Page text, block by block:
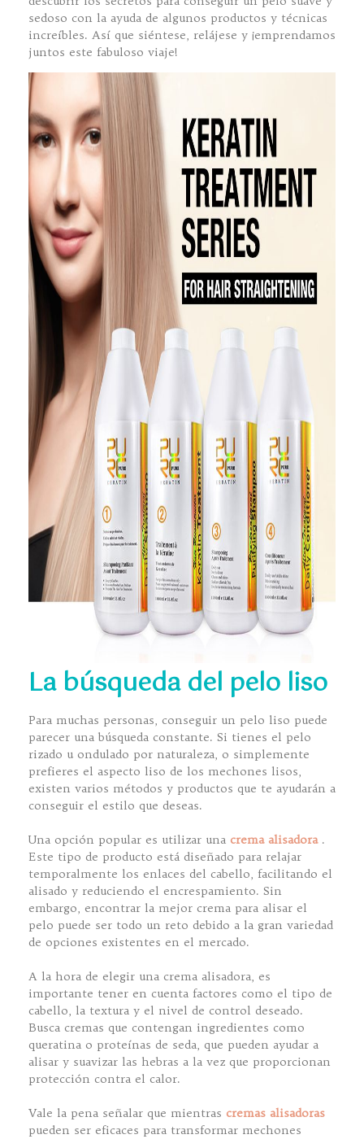
sedoso con la ayuda de algunos productos y técnicas
increíbles. Así que siéntese, relájese y ¡emprendamos
juntos este fabuloso viaje!
La búsqueda del pelo liso
Para muchas personas, conseguir un pelo liso puede
parecer una búsqueda constante. Si tienes el pelo
rizado u ondulado por naturaleza, o simplemente
prefieres el aspecto liso de los mechones lisos,
existen varios métodos y productos que te ayudarán a
conseguir el estilo que deseas.
Una opción popular es utilizar una crema alisadora .
Este tipo de producto está diseñado para relajar
temporalmente los enlaces del cabello, facilitando el
alisado y reduciendo el encrespamiento. Sin
embargo, encontrar la mejor crema para alisar el
pelo puede ser todo un reto debido a la gran variedad
de opciones existentes en el mercado.
A la hora de elegir una crema alisadora, es
importante tener en cuenta factores como el tipo de
cabello, la textura y el nivel de control deseado.
Busca cremas que contengan ingredientes como
queratina o proteínas de seda, que pueden ayudar a
alisar y suavizar las hebras a la vez que proporcionan
protección contra el calor.
Vale la pena señalar que mientras cremas alisadoras
pueden ser eficaces para transformar mechones